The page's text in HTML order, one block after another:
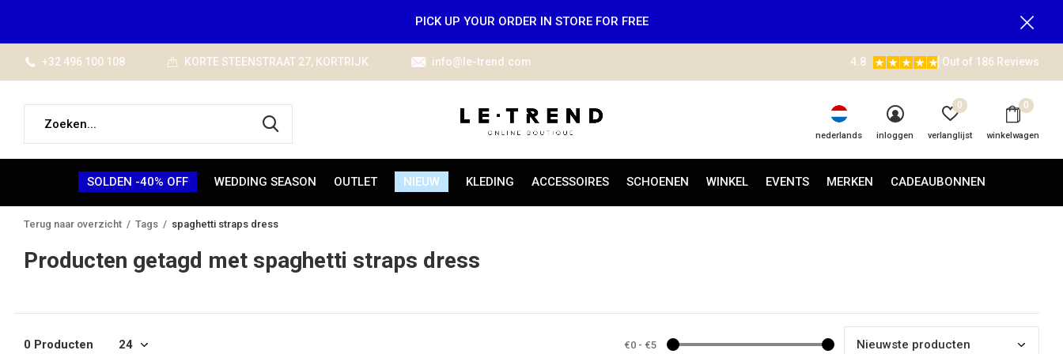
SOLDEN -40% OFF WEDDING SEASON OUTLET NIEUW KLEDING ACCESSOIRES SCHOENEN WINKEL EVENTS MERKEN CADEAUBONNEN
nederlands inloggen verlanglijst
0
winkelwagen
0
+32 496 100 108 KORTE STEENSTRAAT 27, KORTRIJK info@le-trend.com 4.8 Out of 186 Reviews
PICK UP YOUR ORDER IN STORE FOR FREE
Terug naar overzicht Tags spaghetti straps dress
Producten getagd met spaghetti straps dress
0 Producten €0- €5